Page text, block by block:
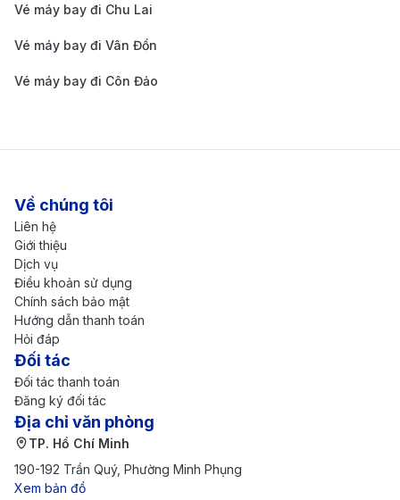
lao động, giấy phép làm việc (tùy từng loại visa).
Chứng minh tài chính:
hàng để chứng minh khả năng chi trả.
Không cần xin visa quá cảnh nếu:Nếu bạn chỉ
rời khỏi khu vực nối chuyến, bạn sẽ không cần
visa quá cảnh. Điều này áp dụng khi bạn chỉ ở
trong khu vực transit và tiếp tục chuyến bay của
mình mà không làm thủ tục nhập cảnh vào Việt
Nam.
Cần xin visa quá cảnh nếu:
hoạch ra khỏi sân bay để vào thành phố hoặc thời
gian chờ chuyến bay tiếp theo dài hơn 24 giờ, bạn
sẽ cần xin visa quá cảnh. Ngoài ra, nếu chuyến
bay tiếp theo yêu cầu bạn lấy hành lý và làm thủ
tục nhập cảnh tạm thời, visa quá cảnh cũng là điều
Vé máy bay đi Chu Lai
Vé máy bay đi Vân Đồn
Vé máy bay đi Côn Đảo
Về chúng tôi
Liên hệ
Giới thiệu
Dịch vụ
Điều khoản sử dụng
Chính sách bảo mật
Hướng dẫn thanh toán
Hỏi đáp
Đối tác
Đối tác thanh toán
Đăng ký đối tác
Địa chỉ văn phòng
TP. Hồ Chí Minh
190-192 Trần Quý, Phường Minh Phụng
Xem bản đồ